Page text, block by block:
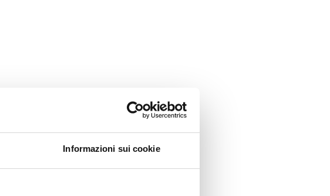
Informazioni sui cookie